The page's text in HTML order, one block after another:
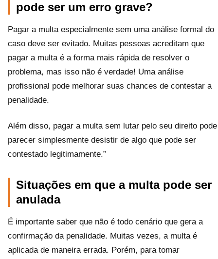
pode ser um erro grave?
Pagar a multa especialmente sem uma análise formal do
caso deve ser evitado. Muitas pessoas acreditam que
pagar a multa é a forma mais rápida de resolver o
problema, mas isso não é verdade! Uma análise
profissional pode melhorar suas chances de contestar a
penalidade.
Além disso, pagar a multa sem lutar pelo seu direito pode
parecer simplesmente desistir de algo que pode ser
contestado legitimamente.”
Situações em que a multa pode ser
anulada
É importante saber que não é todo cenário que gera a
confirmação da penalidade. Muitas vezes, a multa é
aplicada de maneira errada. Porém, para tomar